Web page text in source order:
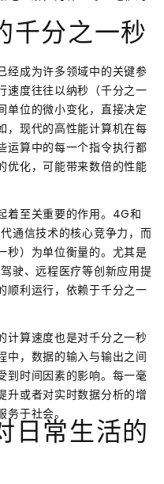
千分之一秒
经成为许多领域中的关键参
速度往往以纳秒（千分之一
单位的微小变化，直接决定
，现代的高性能计算机在每
运算中的每一个指令执行都
优化，可能带来数倍的性能
着至关重要的作用。4G和
通信技术的核心竞争力，而
秒）为单位衡量的。尤其是
驶、远程医疗等创新应用提
顺利运行，依赖于千分之一
计算速度也是对千分之一秒
中，数据的输入与输出之间
到时间因素的影响。每一毫
升或者对实时数据分析的增
于社会。
日常生活的